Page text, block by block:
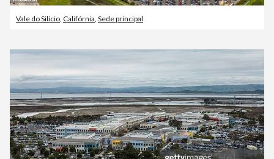
Vale do Silício Califórnia Sede principal